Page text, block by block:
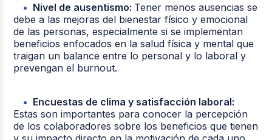
Nivel de ausentismo: Tener menos ausencias se
debe a las mejoras del bienestar físico y emocional
de las personas, especialmente si se implementan
beneficios enfocados en la salud física y mental que
traigan un balance entre lo personal y lo laboral y
prevengan el burnout.
Encuestas de clima y satisfacción laboral:
Estas son importantes para conocer la percepción
de los colaboradores sobre los beneficios que tienen